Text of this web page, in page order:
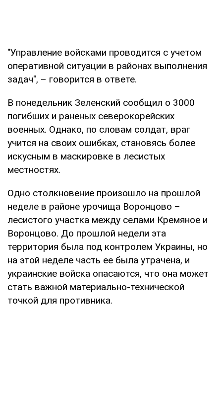
"Управление войсками проводится с учетом
оперативной ситуации в районах выполнения
задач", – говорится в ответе.
В понедельник Зеленский сообщил о 3000
погибших и раненых северокорейских
военных. Однако, по словам солдат, враг
учится на своих ошибках, становясь более
искусным в маскировке в лесистых
местностях.
Одно столкновение произошло на прошлой
неделе в районе урочища Воронцово –
лесистого участка между селами Кремяное и
Воронцово. До прошлой недели эта
территория была под контролем Украины, но
на этой неделе часть ее была утрачена, и
украинские войска опасаются, что она может
стать важной материально-технической
точкой для противника.